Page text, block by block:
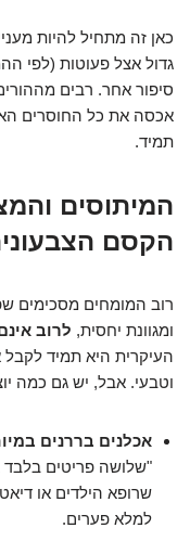
גדול אצל פעוטות (לפי
סיפור אחר. רבים
אכסה את כל החוסרים
תמיד.
המיתוסים
הקסם
רוב המומחים מסכימים
ומגוונת יחסית, לרוב
העיקרית היא תמיד לקבל
וטבעי. אבל, יש גם כמה
אכלנים בררנים
"שלושה פריטים בלבד
שרופא הילדים או
למלא פערים.